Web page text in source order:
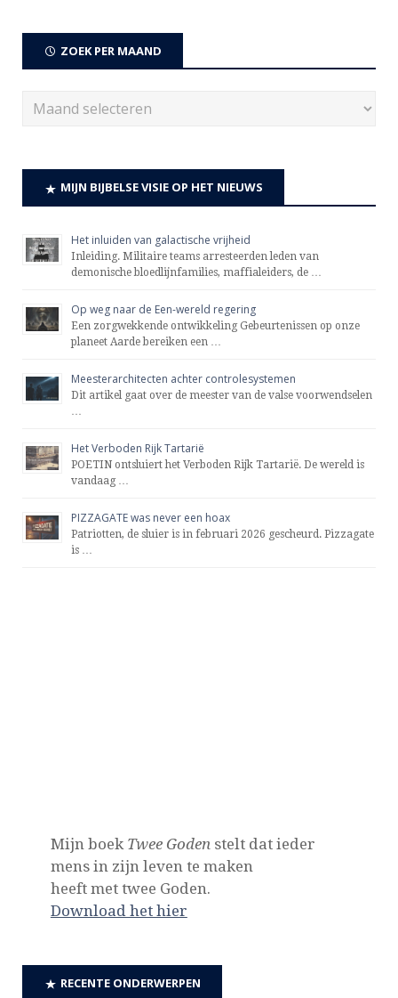
ZOEK PER MAAND
MIJN BIJBELSE VISIE OP HET NIEUWS
Het inluiden van galactische vrijheid
Inleiding. Militaire teams arresteerden leden van
demonische bloedlijnfamilies, maffialeiders, de …
Op weg naar de Een-wereld regering
Een zorgwekkende ontwikkeling Gebeurtenissen op onze
planeet Aarde bereiken een …
Meesterarchitecten achter controlesystemen
Dit artikel gaat over de meester van de valse voorwendselen
Het Verboden Rijk Tartarië
POETIN ontsluiert het Verboden Rijk Tartarië. De wereld is
vandaag …
PIZZAGATE was never een hoax
Patriotten, de sluier is in februari 2026 gescheurd. Pizzagate
is …
Mijn boek Twee Goden stelt dat ieder
mens in zijn leven te maken
heeft met twee Goden.
Download het hier
RECENTE ONDERWERPEN